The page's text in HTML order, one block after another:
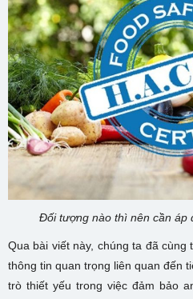
Đối tượng nào thì nên cần áp
Qua bài viết này, chúng ta đã cùng
thông tin quan trọng liên quan đến
trò thiết yếu trong việc đảm bảo